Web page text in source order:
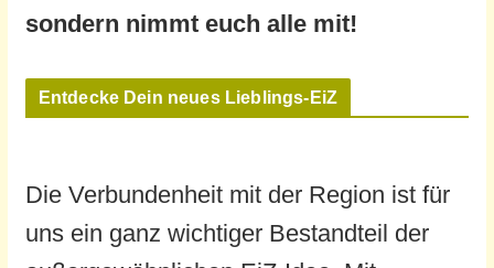
sondern nimmt euch alle mit!
Entdecke Dein neues Lieblings-EiZ
Die Verbundenheit mit der Region ist für
uns ein ganz wichtiger Bestandteil der